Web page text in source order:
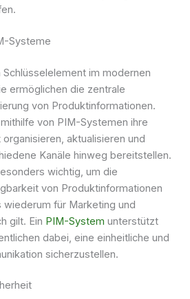
Systeme
im modernen
ermöglichen die zentrale
von Produktinformationen.
von PIM-Systemen ihre
aktualisieren und
Kanäle hinweg bereitstellen.
wichtig, um die
von Produktinformationen
für Marketing und
gilt. Ein PIM-System unterstützt
dabei, eine einheitliche und
sicherzustellen.